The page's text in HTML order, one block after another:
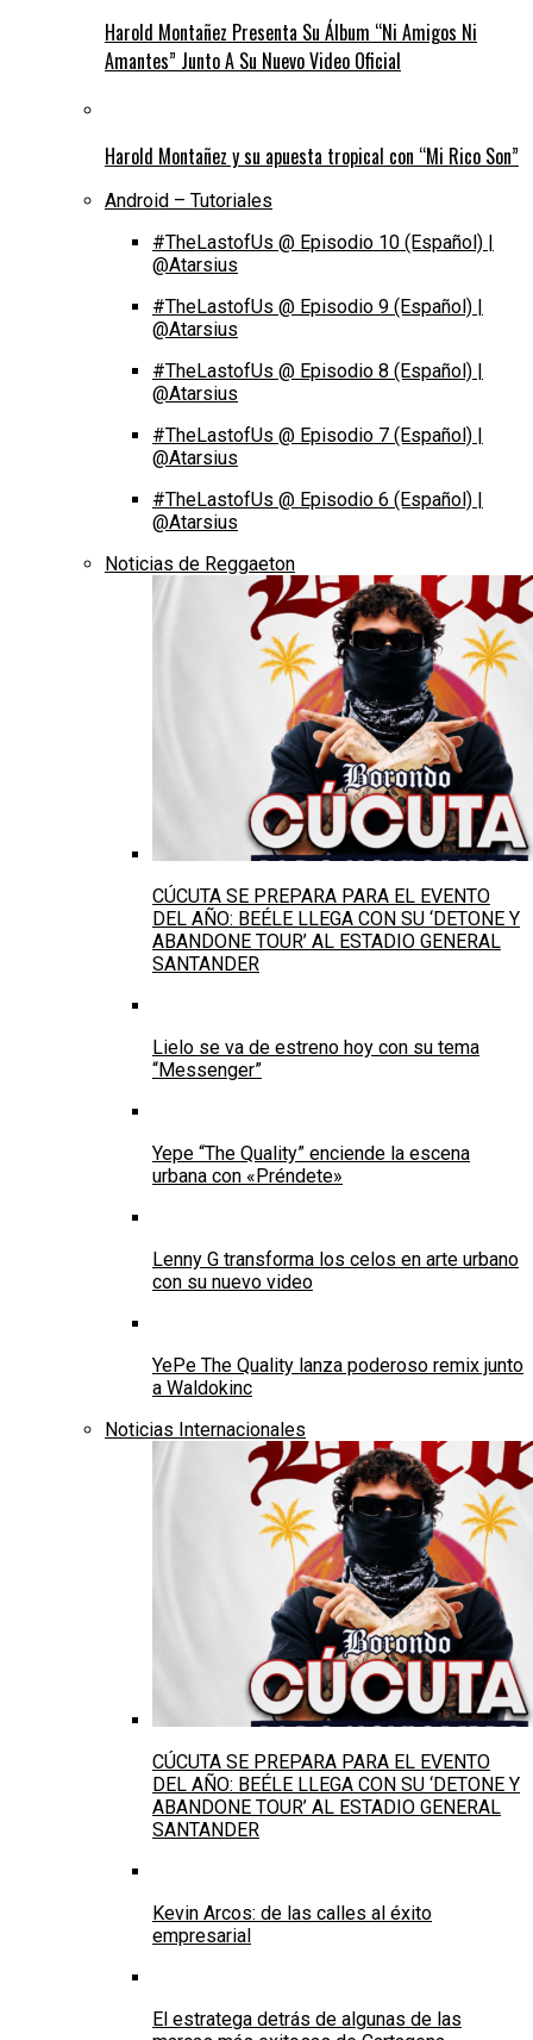
Harold Montañez Presenta Su Álbum “Ni Amigos Ni
Amantes” Junto A Su Nuevo Video Oficial
Harold Montañez y su apuesta tropical con “Mi Rico Son”
Android – Tutoriales
#TheLastofUs @ Episodio 10 (Español) |
@Atarsius
#TheLastofUs @ Episodio 9 (Español) |
@Atarsius
#TheLastofUs @ Episodio 8 (Español) |
@Atarsius
#TheLastofUs @ Episodio 7 (Español) |
@Atarsius
#TheLastofUs @ Episodio 6 (Español) |
@Atarsius
Noticias de Reggaeton
CÚCUTA SE PREPARA PARA EL EVENTO
DEL AÑO: BEÉLE LLEGA CON SU ‘DETONE Y
ABANDONE TOUR’ AL ESTADIO GENERAL
SANTANDER
Lielo se va de estreno hoy con su tema
“Messenger”
Yepe “The Quality” enciende la escena
urbana con «Préndete»
Lenny G transforma los celos en arte urbano
con su nuevo video
YePe The Quality lanza poderoso remix junto
a Waldokinc
Noticias Internacionales
CÚCUTA SE PREPARA PARA EL EVENTO
DEL AÑO: BEÉLE LLEGA CON SU ‘DETONE Y
ABANDONE TOUR’ AL ESTADIO GENERAL
SANTANDER
Kevin Arcos: de las calles al éxito
empresarial
El estratega detrás de algunas de las